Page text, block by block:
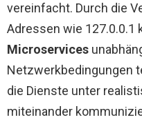
vereinfacht. Durch die
Adressen wie 127.0.0.1
Microservices
Netzwerkbedingungen
die Dienste unter
miteinander